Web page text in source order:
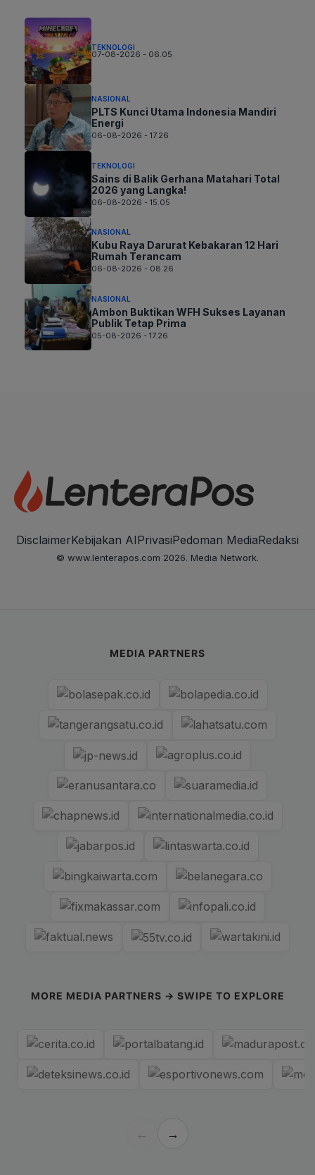
TEKNOLOGI
07-08-2026 - 06.05
NASIONAL
PLTS Kunci Utama Indonesia Mandiri
Energi
06-08-2026 - 17.26
TEKNOLOGI
Sains di Balik Gerhana Matahari Total
2026 yang Langka!
06-08-2026 - 15.05
NASIONAL
Kubu Raya Darurat Kebakaran 12 Hari
Rumah Terancam
06-08-2026 - 08.26
NASIONAL
Ambon Buktikan WFH Sukses Layanan
Publik Tetap Prima
05-08-2026 - 17.26
DisclaimerKebijakan AIPrivasiPedoman MediaRedaksi
© www.lenterapos.com 2026. Media Network.
MEDIA PARTNERS
MORE MEDIA PARTNERS → SWIPE TO EXPLORE
← →